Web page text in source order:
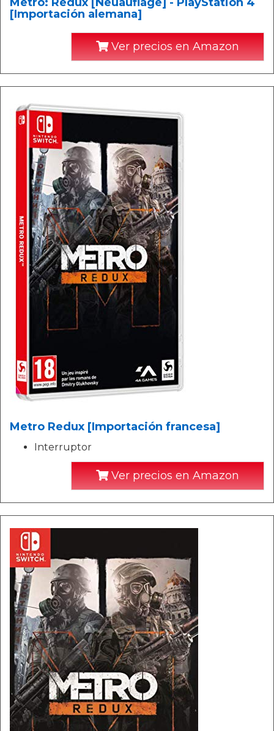
[Importación alemana]
Ver precios en Amazon
Metro Redux [Importación francesa]
Interruptor
Ver precios en Amazon